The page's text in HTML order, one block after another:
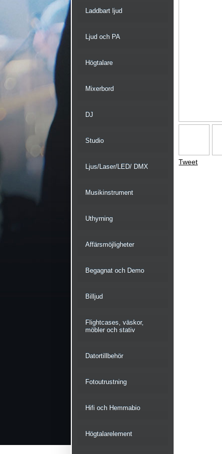
Laddbart ljud
Ljud och PA
Högtalare
Mixerbord
DJ
Studio
Ljus/Laser/LED/ DMX
Musikinstrument
Uthyrning
Affärsmöjligheter
Begagnat och Demo
Billjud
Flightcases, väskor,
möbler och stativ
Datortillbehör
Fotoutrustning
Hifi och Hemmabio
Högtalarelement
Tweet